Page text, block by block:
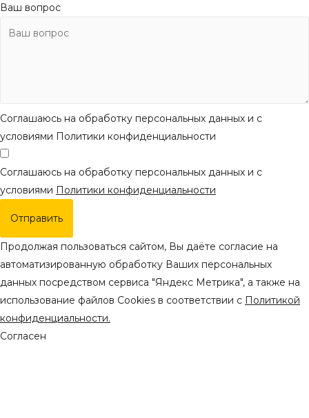
Ваш вопрос
Соглашаюсь на обработку персональных данных и с
условиями Политики конфиденциальности
Соглашаюсь на обработку персональных данных и с
условиями Политики конфиденциальности
Отправить
Продолжая пользоваться сайтом, Вы даёте согласие на
автоматизированную обработку Ваших персональных
данных посредством сервиса "Яндекс Метрика", а также на
использование файлов Cookies в соответствии с Политикой
конфиденциальности.
Согласен